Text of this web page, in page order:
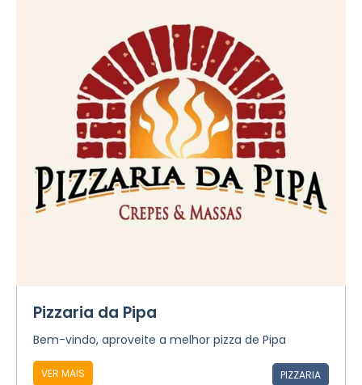
Pizzaria da Pipa
Bem-vindo, aproveite a melhor pizza de Pipa
VER MAIS PIZZARIA